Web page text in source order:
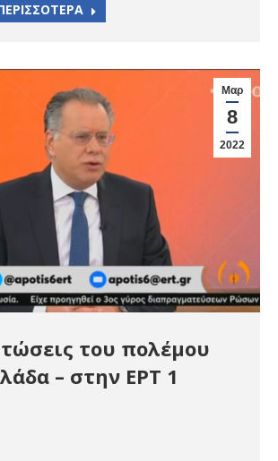
Μαρ
8
2022
του πολέμου
– στην ΕΡΤ 1